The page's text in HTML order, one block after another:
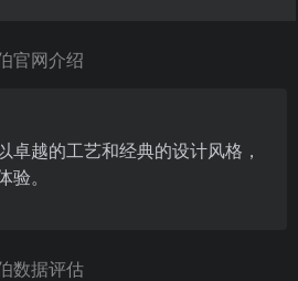
官网介绍
卓越的工艺和经典的设计风格，
。
数据评估